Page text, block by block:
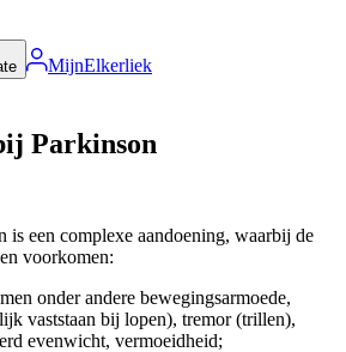
MijnElkerliek
Parkinson
is een complexe aandoening, waarbij de
voorkomen:
onder andere bewegingsarmoede,
vaststaan bij lopen), tremor (trillen),
evenwicht, vermoeidheid;